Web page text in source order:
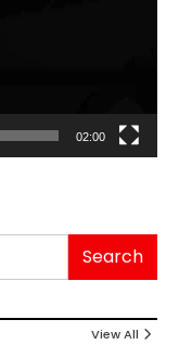
02:00
Search
View All